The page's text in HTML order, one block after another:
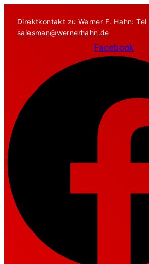
Inhalt
springen
Direktkontakt zu Werner F. Hahn: Tel
salesman@wernerhahn.de
Facebook